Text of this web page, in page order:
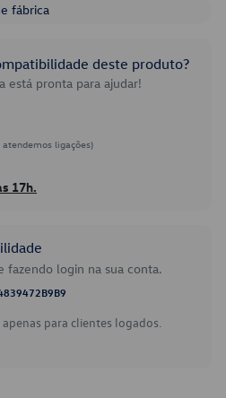
fábrica
deste produto?
está pronta para ajudar!
ligações)
17h.
fazendo login na sua conta.
para clientes logados.